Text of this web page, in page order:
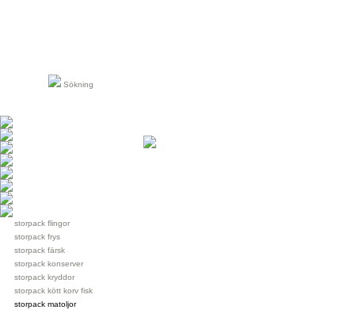
Sökning
storpack flingor
storpack frys
storpack färsk
storpack konserver
storpack kryddor
storpack kött korv fisk
storpack matoljor